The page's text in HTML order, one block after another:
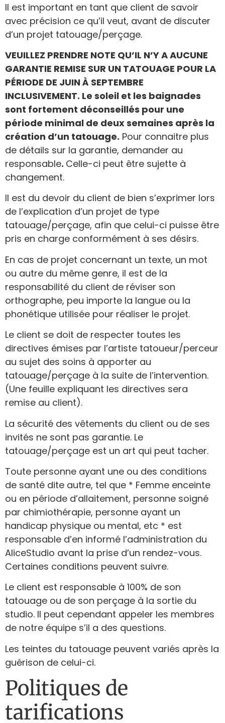
Il est important en tant que client de savoir
avec précision ce qu’il veut, avant de discuter
d’un projet tatouage/perçage.
VEUILLEZ PRENDRE NOTE QU’IL N’Y A AUCUNE
GARANTIE REMISE SUR UN TATOUAGE POUR LA
PÉRIODE DE JUIN À SEPTEMBRE
INCLUSIVEMENT. Le soleil et les baignades
sont fortement déconseillés pour une
période minimal de deux semaines après la
création d’un tatouage. Pour connaitre plus
de détails sur la garantie, demander au
responsable. Celle-ci peut être sujette à
changement.
Il est du devoir du client de bien s’exprimer lors
de l’explication d’un projet de type
tatouage/perçage, afin que celui-ci puisse être
pris en charge conformément à ses désirs.
En cas de projet concernant un texte, un mot
ou autre du même genre, il est de la
responsabilité du client de réviser son
orthographe, peu importe la langue ou la
phonétique utilisée pour réaliser le projet.
Le client se doit de respecter toutes les
directives émises par l’artiste tatoueur/perceur
au sujet des soins à apporter au
tatouage/perçage à la suite de l’intervention.
(Une feuille expliquant les directives sera
remise au client).
La sécurité des vêtements du client ou de ses
invités ne sont pas garantie. Le
tatouage/perçage est un art qui peut tacher.
Toute personne ayant une ou des conditions
de santé dite autre, tel que * Femme enceinte
ou en période d’allaitement, personne soigné
par chimiothérapie, personne ayant un
handicap physique ou mental, etc * est
responsable d’en informé l’administration du
AliceStudio avant la prise d’un rendez-vous.
Certaines conditions peuvent suivre.
Le client est responsable à 100% de son
tatouage ou de son perçage à la sortie du
studio. Il peut cependant appeler les membres
de notre équipe s’il a des questions.
Les teintes du tatouage peuvent variés après la
guérison de celui-ci.
Politiques de
tarifications